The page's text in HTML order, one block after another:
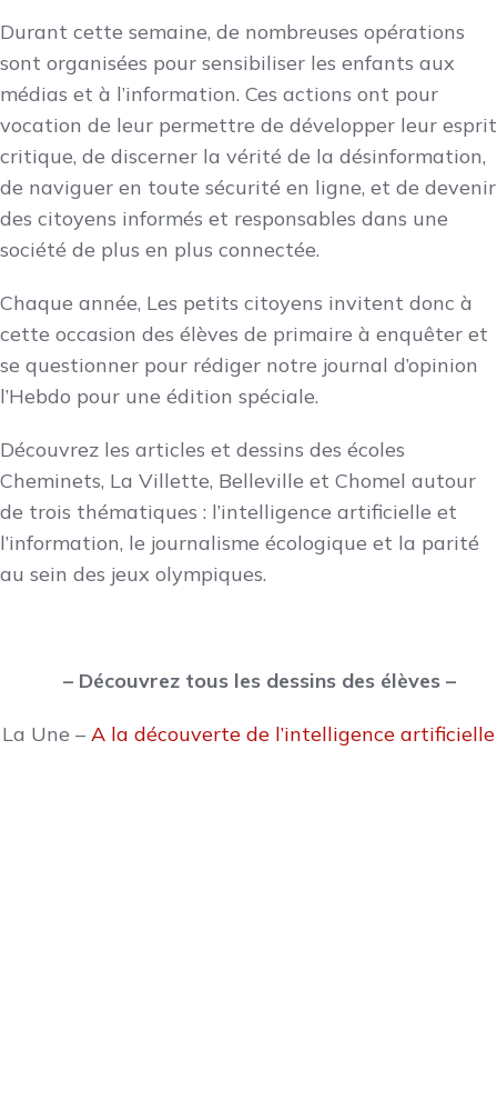
Durant cette semaine, de nombreuses opérations
sont organisées pour sensibiliser les enfants aux
médias et à l’information. Ces actions ont pour
vocation de leur permettre de développer leur esprit
critique, de discerner la vérité de la désinformation,
de naviguer en toute sécurité en ligne, et de devenir
des citoyens informés et responsables dans une
société de plus en plus connectée.
Chaque année, Les petits citoyens invitent donc à
cette occasion des élèves de primaire à enquêter et
se questionner pour rédiger notre journal d’opinion
l’Hebdo pour une édition spéciale.
Découvrez les articles et dessins des écoles
Cheminets, La Villette, Belleville et Chomel autour
de trois thématiques : l’intelligence artificielle et
l’information, le journalisme écologique et la parité
au sein des jeux olympiques.
– Découvrez tous les dessins des élèves –
La Une – A la découverte de l’intelligence artificielle